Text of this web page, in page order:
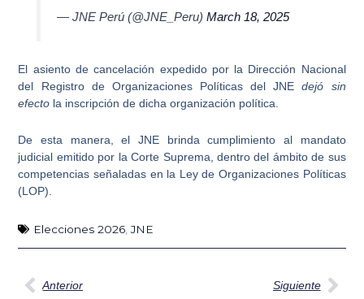
— JNE Perú (@JNE_Peru)March 18, 2025
El asiento de cancelación expedido por la Dirección Nacional
del Registro de Organizaciones Políticas del JNE dejó sin
efecto la inscripción de dicha organización política.
De esta manera, el JNE brinda cumplimiento al mandato
judicial emitido por la Corte Suprema , dentro del ámbito de sus
competencias señaladas en la Ley de Organizaciones Políticas
(LOP).
Elecciones 2026 ,JNE
Ant
Anterior Siguiente